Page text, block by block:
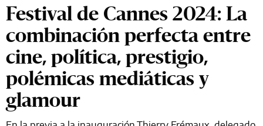
Festival de Cannes 2024: La
combinación perfecta entre
cine, política, prestigio,
polémicas mediáticas y
glamour